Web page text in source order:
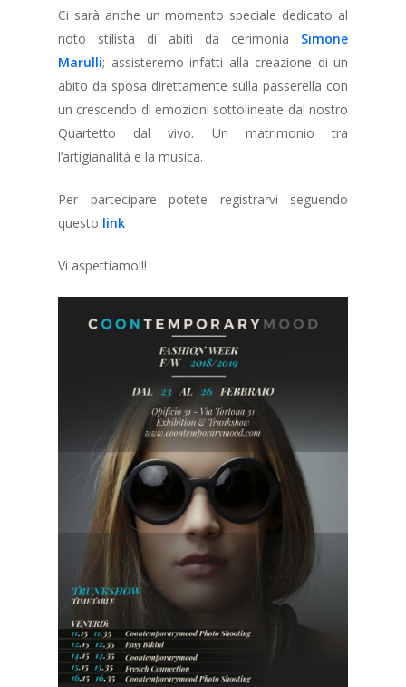
Ci sarà anche un momento speciale dedicato al
noto stilista di abiti da cerimonia Simone
Marulli; assisteremo infatti alla creazione di un
abito da sposa direttamente sulla passerella con
un crescendo di emozioni sottolineate dal nostro
Quartetto dal vivo. Un matrimonio tra
l’artigianalità e la musica.
Per partecipare potete registrarvi seguendo
questo link
Vi aspettiamo!!!